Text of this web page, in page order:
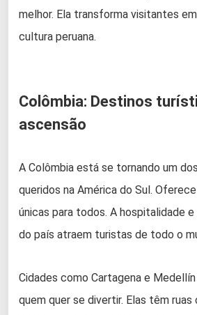
melhor. Ela transforma visitantes
cultura peruana.
Colômbia: Destinos
ascensão
A Colômbia está se tornando um dos
queridos na América do Sul.
únicas para todos. A hospitalidade
do país atraem turistas de todo o
Cidades como Cartagena e
quem quer se divertir. Elas têm ruas